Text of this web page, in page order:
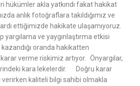
hükümler akla yatkındı fakat hakikat
anlık fotoğraflara takıldığımız ve
ettiğimizde hakikate ulaşamıyoruz.
yargılama ve yaygınlaştırma etkisi
kazandığı oranda hakikatten
verme riskimiz artıyor. Önyargılar,
kara lekelerdir. Doğru karar
verirken kaliteli bilgi sahibi olmakla